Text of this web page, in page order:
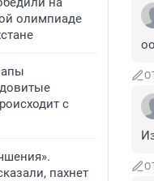
олимпиаде
с
пахнет